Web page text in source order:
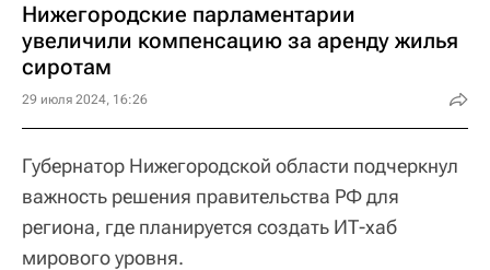
Нижегородские парламентарии
увеличили компенсацию за аренду жилья
сиротам
29 июля 2024, 16:26
Губернатор Нижегородской области подчеркнул
важность решения правительства РФ для
региона, где планируется создать ИТ-хаб
мирового уровня.